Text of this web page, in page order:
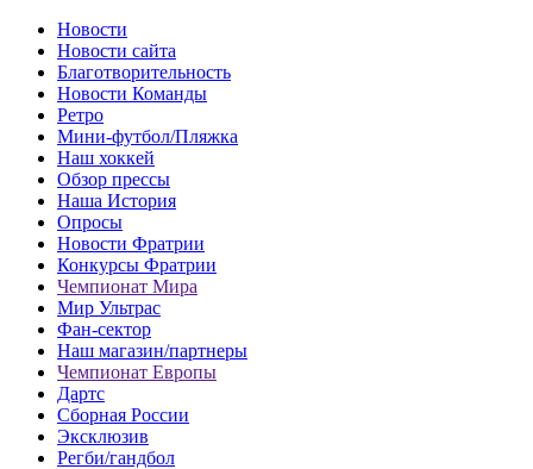
Новости
Новости сайта
Благотворительность
Новости Команды
Ретро
Мини-футбол/Пляжка
Наш хоккей
Обзор прессы
Наша История
Опросы
Новости Фратрии
Конкурсы Фратрии
Чемпионат Мира
Мир Ультрас
Фан-cектор
Наш магазин/партнеры
Чемпионат Европы
Дартс
Сборная России
Эксклюзив
Регби/гандбол